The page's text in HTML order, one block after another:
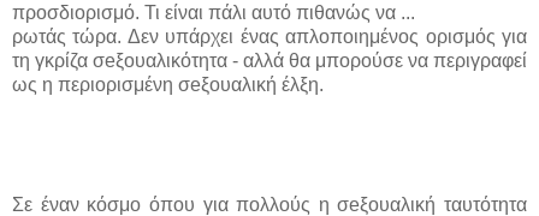
προσδιορισμό. Τι είναι πάλι αυτό πιθανώς να ...
ρωτάς τώρα. Δεν υπάρχει ένας απλοποιημένος ορισμός για
τη γκρίζα σeξουαλικότητα - αλλά θα μπορούσε να περιγραφεί
ως η περιορισμένη σeξουαλική έλξη.
Σε έναν κόσμο όπου για πολλούς η σeξουαλική ταυτότητα